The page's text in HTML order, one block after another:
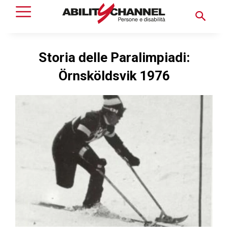
Storia delle Paralimpiadi:
Örnsköldsvik 1976